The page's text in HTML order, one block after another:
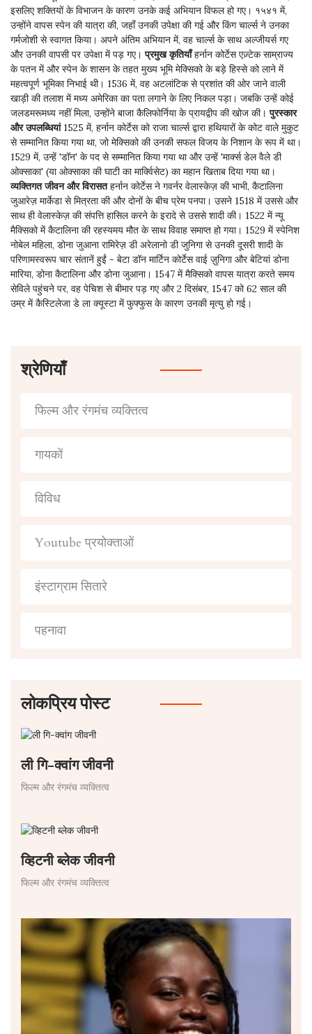
इसलिए शक्तियों के विभाजन के कारण उनके कई अभियान विफल हो गए। १५४१ में,
उन्होंने वापस स्पेन की यात्रा की, जहाँ उनकी उपेक्षा की गई और किंग चार्ल्स ने उनका
गर्मजोशी से स्वागत किया। अपने अंतिम अभियान में, वह चार्ल्स के साथ अल्जीयर्स गए
और उनकी वापसी पर उपेक्षा में पड़ गए।प्रमुख कृतियाँहर्नान कोर्टेस एज़्टेक साम्राज्य
के पतन में और स्पेन के शासन के तहत मुख्य भूमि मेक्सिको के बड़े हिस्से को लाने में
महत्वपूर्ण भूमिका निभाई थी। 1536 में, वह अटलांटिक से प्रशांत की ओर जाने वाली
खाड़ी की तलाश में मध्य अमेरिका का पता लगाने के लिए निकल पड़ा। जबकि उन्हें कोई
जलडमरूमध्य नहीं मिला, उन्होंने बाजा कैलिफोर्निया के प्रायद्वीप की खोज की।पुरस्कार
और उपलब्धियां1525 में, हर्नान कोर्टेस को राजा चार्ल्स द्वारा हथियारों के कोट वाले मुकुट
से सम्मानित किया गया था, जो मेक्सिको की उनकी सफल विजय के निशान के रूप में था।
1529 में, उन्हें 'डॉन' के पद से सम्मानित किया गया था और उन्हें 'मार्क्स डेल वैले डी
ओक्साका' (या ओक्साका की घाटी का मार्क्विसेट) का महान खिताब दिया गया था।
व्यक्तिगत जीवन और विरासतहर्नान कोर्टेस ने गवर्नर वेलास्केज़ की भाभी, कैटालिना
जुआरेज़ मार्केडा से मित्रता की और दोनों के बीच प्रेम पनपा। उसने 1518 में उससे और
साथ ही वेलास्केज़ की संपत्ति हासिल करने के इरादे से उससे शादी की। 1522 में न्यू
मैक्सिको में कैटालिना की रहस्यमय मौत के साथ विवाह समाप्त हो गया। 1529 में स्पेनिश
नोबेल महिला, डोना जुआना रामिरेज़ डी अरेलानो डी जुनिगा से उनकी दूसरी शादी के
परिणामस्वरूप चार संतानें हुईं - बेटा डॉन मार्टिन कोर्टेस वाई ज़ुनिगा और बेटियां डोना
मारिया, डोना कैटालिना और डोना जुआना। 1547 में मैक्सिको वापस यात्रा करते समय
सेविले पहुंचने पर, वह पेचिश से बीमार पड़ गए और 2 दिसंबर, 1547 को 62 साल की
उम्र में कैस्टिलेजा डे ला क्यूस्टा में फुफ्फुस के कारण उनकी मृत्यु हो गई।
श्रेणियाँ
फिल्म और रंगमंच व्यक्तित्व
गायकों
विविध
Youtube प्रयोक्ताओं
इंस्टाग्राम सितारे
पहनावा
लोकप्रिय पोस्ट
ली गि-क्वांग जीवनी
फिल्म और रंगमंच व्यक्तित्व
व्हिटनी ब्लेक जीवनी
फिल्म और रंगमंच व्यक्तित्व